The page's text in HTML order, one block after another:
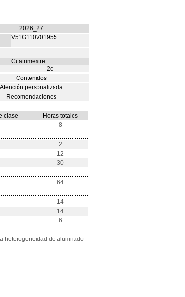
2026_27
V51G110V01955
Cuatrimestre
2c
Contenidos
Atención personalizada
Recomendaciones
clase
Horas totales
8
2
12
30
64
14
14
6
heterogeneidad de alumnado